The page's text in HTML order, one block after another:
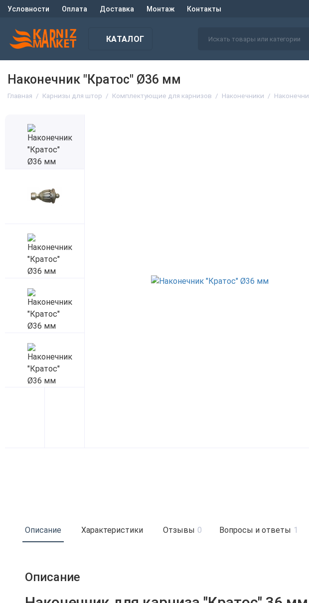
Условности Оплата Доставка Монтаж Контакты
КАТАЛОГ
Наконечник "Кратос" Ø36 мм
Главная Карнизы для штор Комплектующие для карнизов Наконечники
Описание Характеристики Отзывы 0 Вопросы и ответы 1
Описание